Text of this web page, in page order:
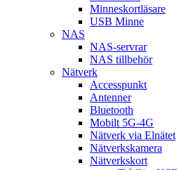
Minneskortläsare
USB Minne
NAS
NAS-servrar
NAS tillbehör
Nätverk
Accesspunkt
Antenner
Bluetooth
Mobilt 5G-4G
Nätverk via Elnätet
Nätverkskamera
Nätverkskort